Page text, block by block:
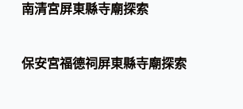
南清宮屏東縣寺廟探索
保安宮福德祠屏東縣寺廟探索